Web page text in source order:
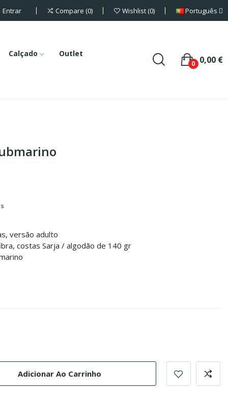
Entrar Compare 0 Wishlist 0 Português
Calçado Outlet
0,00 €
0
versão adulto
costas Sarja / algodão de 140 gr
Adicionar Ao Carrinho